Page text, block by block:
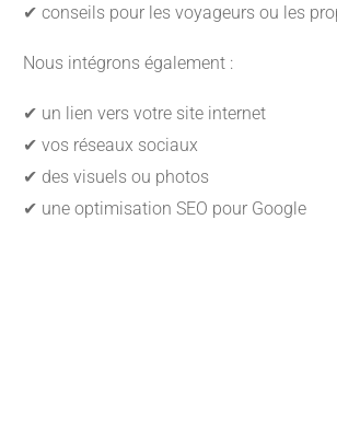
✔ conseils pour les voyageurs ou les
Nous intégrons également :
✔ un lien vers votre site internet
✔ vos réseaux sociaux
✔ des visuels ou photos
✔ une optimisation SEO pour Google